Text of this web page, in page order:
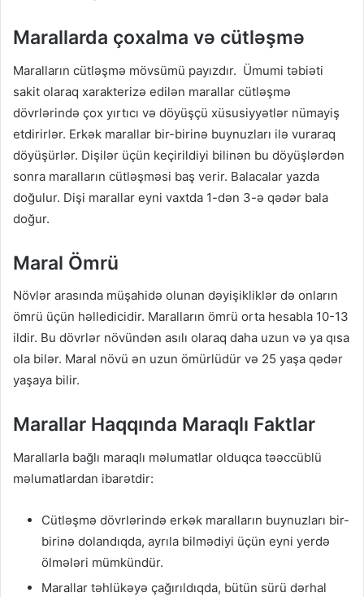
Marallarda çoxalma və cütləşmə
Maralların cütləşmə mövsümü payızdır. Ümumi təbiəti
sakit olaraq xarakterizə edilən marallar cütləşmə
dövrlərində çox yırtıcı və döyüşçü xüsusiyyətlər nümayiş
etdirirlər. Erkək marallar bir-birinə buynuzları ilə vuraraq
döyüşürlər. Dişilər üçün keçirildiyi bilinən bu döyüşlərdən
sonra maralların cütləşməsi baş verir. Balacalar yazda
doğulur. Dişi marallar eyni vaxtda 1-dən 3-ə qədər bala
doğur.
Maral Ömrü
Növlər arasında müşahidə olunan dəyişikliklər də onların
ömrü üçün həlledicidir. Maralların ömrü orta hesabla 10-13
ildir. Bu dövrlər növündən asılı olaraq daha uzun və ya qısa
ola bilər. Maral növü ən uzun ömürlüdür və 25 yaşa qədər
yaşaya bilir.
Marallar Haqqında Maraqlı Faktlar
Marallarla bağlı maraqlı məlumatlar olduqca təəccüblü
məlumatlardan ibarətdir:
Cütləşmə dövrlərində erkək maralların buynuzları bir-
birinə dolandıqda, ayrıla bilmədiyi üçün eyni yerdə
ölmələri mümkündür.
Marallar təhlükəyə çağırıldıqda, bütün sürü dərhal